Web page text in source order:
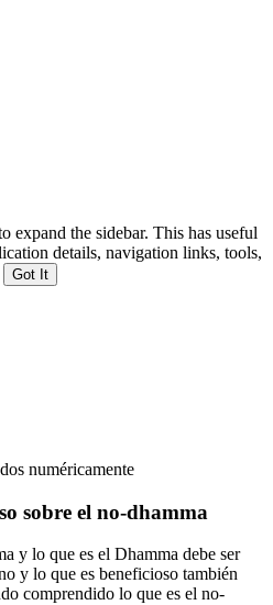
expand the sidebar. This has useful
details, navigation links, tools,
Got It
numéricamente
sobre el no-dhamma
y lo que es el Dhamma debe ser
y lo que es beneficioso también
comprendido lo que es el no-